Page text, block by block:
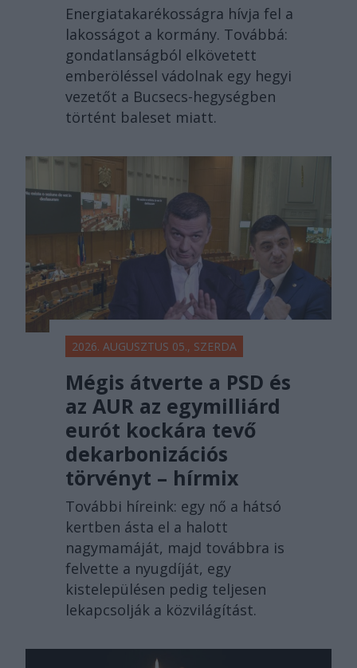
Energiatakarékosságra hívja fel a
lakosságot a kormány. Továbbá:
gondatlanságból elkövetett
emberöléssel vádolnak egy hegyi
vezetőt a Bucsecs-hegységben
történt baleset miatt.
2026. AUGUSZTUS 05., SZERDA
Mégis átverte a PSD és
az AUR az egymilliárd
eurót kockára tevő
dekarbonizációs
törvényt – hírmix
További híreink: egy nő a hátsó
kertben ásta el a halott
nagymamáját, majd továbbra is
felvette a nyugdíját, egy
kistelepülésen pedig teljesen
lekapcsolják a közvilágítást.